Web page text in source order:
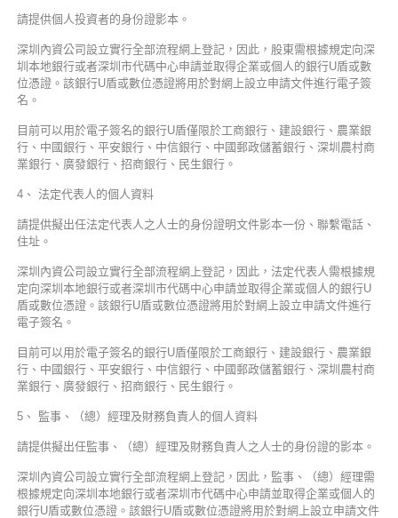
請提供個人投資者的身份證影本。
深圳內資公司設立實行全部流程網上登記，因此，股東需根據規定向深
圳本地銀行或者深圳市代碼中心申請並取得企業或個人的銀行U盾或數
位憑證。該銀行U盾或數位憑證將用於對網上設立申請文件進行電子簽
名。
目前可以用於電子簽名的銀行U盾僅限於工商銀行、建設銀行、農業銀
行、中國銀行、平安銀行、中信銀行、中國郵政儲蓄銀行、深圳農村商
業銀行、廣發銀行、招商銀行、民生銀行。
4、 法定代表人的個人資料
請提供擬出任法定代表人之人士的身份證明文件影本一份、聯繫電話、
住址。
深圳內資公司設立實行全部流程網上登記，因此，法定代表人需根據規
定向深圳本地銀行或者深圳市代碼中心申請並取得企業或個人的銀行U
盾或數位憑證。該銀行U盾或數位憑證將用於對網上設立申請文件進行
電子簽名。
目前可以用於電子簽名的銀行U盾僅限於工商銀行、建設銀行、農業銀
行、中國銀行、平安銀行、中信銀行、中國郵政儲蓄銀行、深圳農村商
業銀行、廣發銀行、招商銀行、民生銀行。
5、 監事、（總）經理及財務負責人的個人資料
請提供擬出任監事、（總）經理及財務負責人之人士的身份證的影本。
深圳內資公司設立實行全部流程網上登記，因此，監事、（總）經理需
根據規定向深圳本地銀行或者深圳市代碼中心申請並取得企業或個人的
銀行U盾或數位憑證。該銀行U盾或數位憑證將用於對網上設立申請文件